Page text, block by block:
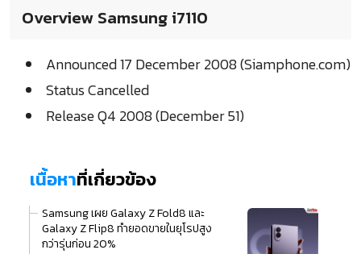
Overview Samsung i7110
Announced 17 December 2008 (Siamphone.com)
Status Cancelled
Release Q4 2008 (December 51)
เนื้อหาที่เกี่ยวข้อง
Samsung เผย Galaxy Z Fold8 และ
Galaxy Z Flip8 ทำยอดขายในยุโรปสูง
กว่ารุ่นก่อน 20%